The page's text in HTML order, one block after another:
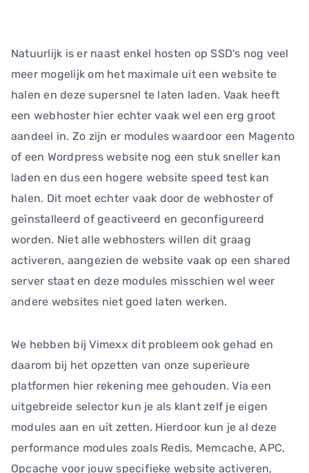
Natuurlijk is er naast enkel hosten op SSD's nog veel
meer mogelijk om het maximale uit een website te
halen en deze supersnel te laten laden. Vaak heeft
een webhoster hier echter vaak wel een erg groot
aandeel in. Zo zijn er modules waardoor een Magento
of een Wordpress website nog een stuk sneller kan
laden en dus een hogere website speed test kan
halen. Dit moet echter vaak door de webhoster of
geïnstalleerd of geactiveerd en geconfigureerd
worden. Niet alle webhosters willen dit graag
activeren, aangezien de website vaak op een shared
server staat en deze modules misschien wel weer
andere websites niet goed laten werken.
We hebben bij Vimexx dit probleem ook gehad en
daarom bij het opzetten van onze superieure
platformen hier rekening mee gehouden. Via een
uitgebreide selector kun je als klant zelf je eigen
modules aan en uit zetten. Hierdoor kun je al deze
performance modules zoals Redis, Memcache, APC,
Opcache voor jouw specifieke website activeren,